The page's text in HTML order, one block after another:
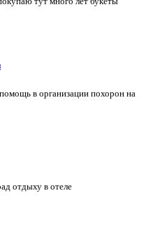
в организации похорон на
отдыху в отеле